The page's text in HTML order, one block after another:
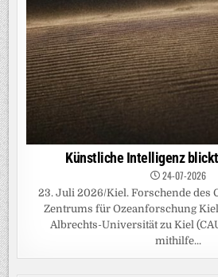
Künstliche Intelligenz
24-07-2026
23. Juli 2026/Kiel. Forschende des
Zentrums für Ozeanforschung
Albrechts-Universität zu Kiel
mithilfe...